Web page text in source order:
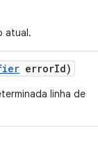
atual.
errorId)
linha de